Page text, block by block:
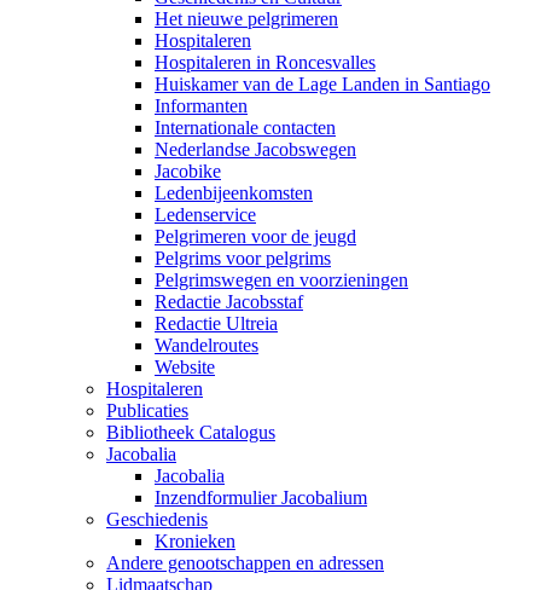
Het nieuwe pelgrimeren
Hospitaleren
Hospitaleren in Roncesvalles
Huiskamer van de Lage Landen in Santiago
Informanten
Internationale contacten
Nederlandse Jacobswegen
Jacobike
Ledenbijeenkomsten
Ledenservice
Pelgrimeren voor de jeugd
Pelgrims voor pelgrims
Pelgrimswegen en voorzieningen
Redactie Jacobsstaf
Redactie Ultreia
Wandelroutes
Website
Hospitaleren
Publicaties
Bibliotheek Catalogus
Jacobalia
Jacobalia
Inzendformulier Jacobalium
Geschiedenis
Kronieken
Andere genootschappen en adressen
Lidmaatschap